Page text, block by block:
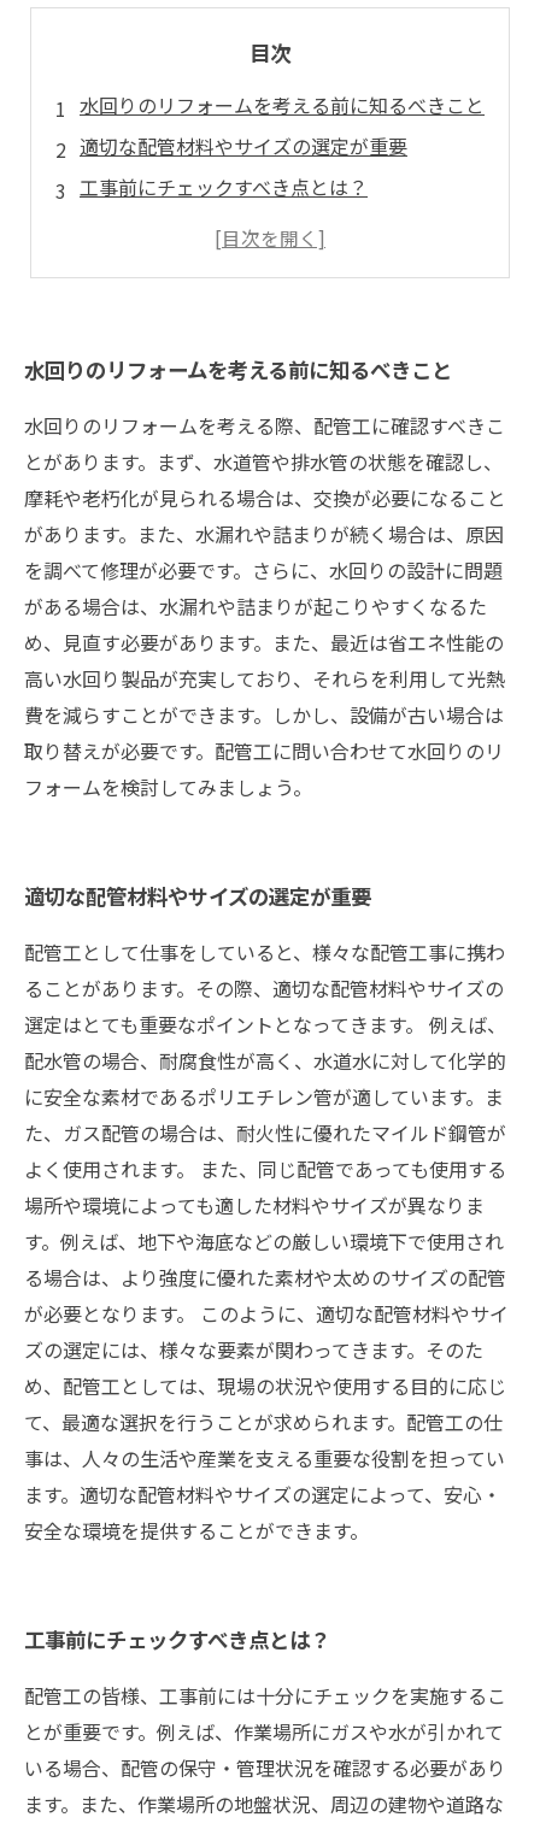
目次
水回りのリフォームを考える前に知るべきこと
適切な配管材料やサイズの選定が重要
工事前にチェックすべき点とは？
防水や排水システムの設計に注意しよう
水回りのリフォームを考える前に知るべきこと
水回りのリフォームを考える際、配管工に確認すべきこ
とがあります。まず、水道管や排水管の状態を確認し、
摩耗や老朽化が見られる場合は、交換が必要になること
があります。また、水漏れや詰まりが続く場合は、原因
を調べて修理が必要です。さらに、水回りの設計に問題
がある場合は、水漏れや詰まりが起こりやすくなるた
め、見直す必要があります。また、最近は省エネ性能の
高い水回り製品が充実しており、それらを利用して光熱
費を減らすことができます。しかし、設備が古い場合は
取り替えが必要です。配管工に問い合わせて水回りのリ
フォームを検討してみましょう。
適切な配管材料やサイズの選定が重要
配管工として仕事をしていると、様々な配管工事に携わ
ることがあります。その際、適切な配管材料やサイズの
選定はとても重要なポイントとなってきます。 例えば、
配水管の場合、耐腐食性が高く、水道水に対して化学的
に安全な素材であるポリエチレン管が適しています。ま
た、ガス配管の場合は、耐火性に優れたマイルド鋼管が
よく使用されます。 また、同じ配管であっても使用する
場所や環境によっても適した材料やサイズが異なりま
す。例えば、地下や海底などの厳しい環境下で使用され
る場合は、より強度に優れた素材や太めのサイズの配管
が必要となります。 このように、適切な配管材料やサイ
ズの選定には、様々な要素が関わってきます。そのた
め、配管工としては、現場の状況や使用する目的に応じ
て、最適な選択を行うことが求められます。配管工の仕
事は、人々の生活や産業を支える重要な役割を担ってい
ます。適切な配管材料やサイズの選定によって、安心・
安全な環境を提供することができます。
工事前にチェックすべき点とは？
配管工の皆様、工事前には十分にチェックを実施するこ
とが重要です。例えば、作業場所にガスや水が引かれて
いる場合、配管の保守・管理状況を確認する必要があり
ます。また、作業場所の地盤状況、周辺の建物や道路な